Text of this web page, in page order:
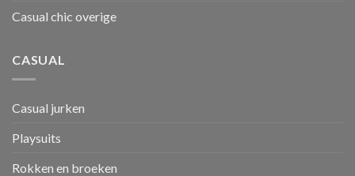
Casual chic overige
CASUAL
Casual jurken
Playsuits
Rokken en broeken